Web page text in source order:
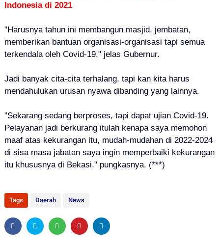
Indonesia di 2021
"Harusnya tahun ini membangun masjid, jembatan,
memberikan bantuan organisasi-organisasi tapi semua
terkendala oleh Covid-19," jelas Gubernur.
Jadi banyak cita-cita terhalang, tapi kan kita harus
mendahulukan urusan nyawa dibanding yang lainnya.
"Sekarang sedang berproses, tapi dapat ujian Covid-19.
Pelayanan jadi berkurang itulah kenapa saya memohon
maaf atas kekurangan itu, mudah-mudahan di 2022-2024
di sisa masa jabatan saya ingin memperbaiki kekurangan
itu khususnya di Bekasi," pungkasnya. (***)
Tags Daerah News